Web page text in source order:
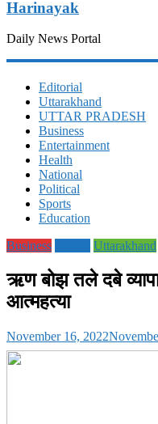
Harinayak
Daily News Portal
Editorial
Uttarakhand
UTTAR PRADESH
Business
Entertainment
Health
National
Political
Sports
Education
Business
Uttarakhand
ऋण बोझ तले दबे
आत्महत्या
November 16, 2022